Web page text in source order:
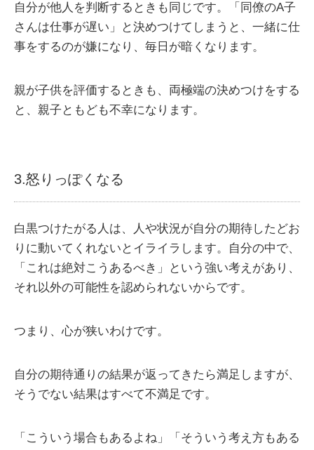
自分が他人を判断するときも同じです。「同僚のA子
さんは仕事が遅い」と決めつけてしまうと、一緒に仕
事をするのが嫌になり、毎日が暗くなります。
親が子供を評価するときも、両極端の決めつけをする
と、親子ともども不幸になります。
3.怒りっぽくなる
白黒つけたがる人は、人や状況が自分の期待したどお
りに動いてくれないとイライラします。自分の中で、
「これは絶対こうあるべき」という強い考えがあり、
それ以外の可能性を認められないからです。
つまり、心が狭いわけです。
自分の期待通りの結果が返ってきたら満足しますが、
そうでない結果はすべて不満足です。
「こういう場合もあるよね」「そういう考え方もある